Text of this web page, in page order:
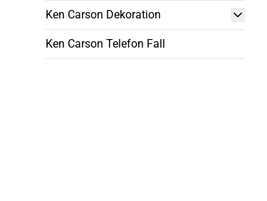
Ken Carson Dekoration
Ken Carson Telefon Fall